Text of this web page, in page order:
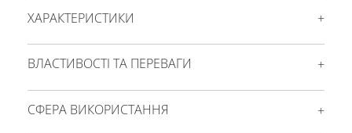
ХАРАКТЕРИСТИКИ
ВЛАСТИВОСТІ ТА ПЕРЕВАГИ
СФЕРА ВИКОРИСТАННЯ